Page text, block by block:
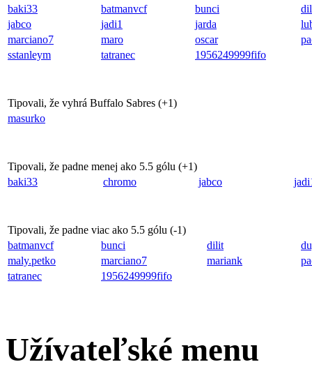
baki33
batmanvcf bunci
jabco
jadi1 jarda
marciano7
maro oscar
sstanleym
tatranec 1956249999fifo
Tipovali, že vyhrá Buffalo Sabres (+1)
masurko
Tipovali, že padne menej ako 5.5 gólu (+1)
baki33
chromo jabco
Tipovali, že padne viac ako 5.5 gólu (-1)
batmanvcf
bunci dilit
maly.petko
marciano7 mariank
tatranec
1956249999fifo
Užívateľské menu